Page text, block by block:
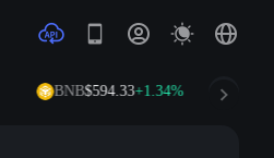
BNB$594.33+1.34%